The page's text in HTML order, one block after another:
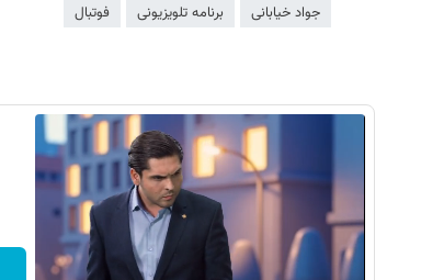
جواد خیابانی برنامه تلویزیونی فوتبال
روزنامه‌های اقتصادی پنج‌شنبه ۱۵ مرداد ۱۴۰۵